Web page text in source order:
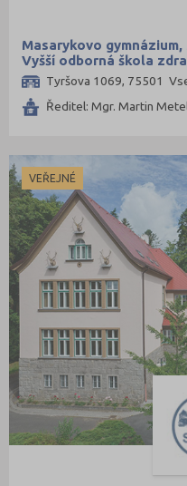
Masarykovo
Vyšší odborná škola
Tyršova 1069, 75501
Ředitel: Mgr. Martin
VEŘEJNÉ